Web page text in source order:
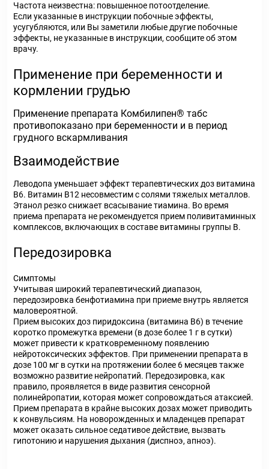
Частота неизвестна: повышенное потоотделение.
Если указанные в инструкции побочные эффекты,
усугубляются, или Вы заметили любые другие побочные
эффекты, не указанные в инструкции, сообщите об этом
врачу.
Применение при беременности и
кормлении грудью
Применение препарата Комбилипен® табс
противопоказано при беременности и в период
грудного вскармливания
Взаимодействие
Леводопа уменьшает эффект терапевтических доз витамина
В6. Витамин В12 несовместим с солями тяжелых металлов.
Этанол резко снижает всасывание тиамина. Во время
приема препарата не рекомендуется прием поливитаминных
комплексов, включающих в составе витамины группы В.
Передозировка
Симптомы
Учитывая широкий терапевтический диапазон,
передозировка бенфотиамина при приеме внутрь является
маловероятной.
Прием высоких доз пиридоксина (витамина В6) в течение
коротко промежутка времени (в дозе более 1 г в сутки)
может привести к кратковременному появлению
нейротоксических эффектов. При применении препарата в
дозе 100 мг в сутки на протяжении более 6 месяцев также
возможно развитие нейропатий. Передозировка, как
правило, проявляется в виде развития сенсорной
полинейропатии, которая может сопровождаться атаксией.
Прием препарата в крайне высоких дозах может приводить
к конвульсиям. На новорожденных и младенцев препарат
может оказать сильное седативое действие, вызвать
гипотонию и нарушения дыхания (диспноэ, апноэ).